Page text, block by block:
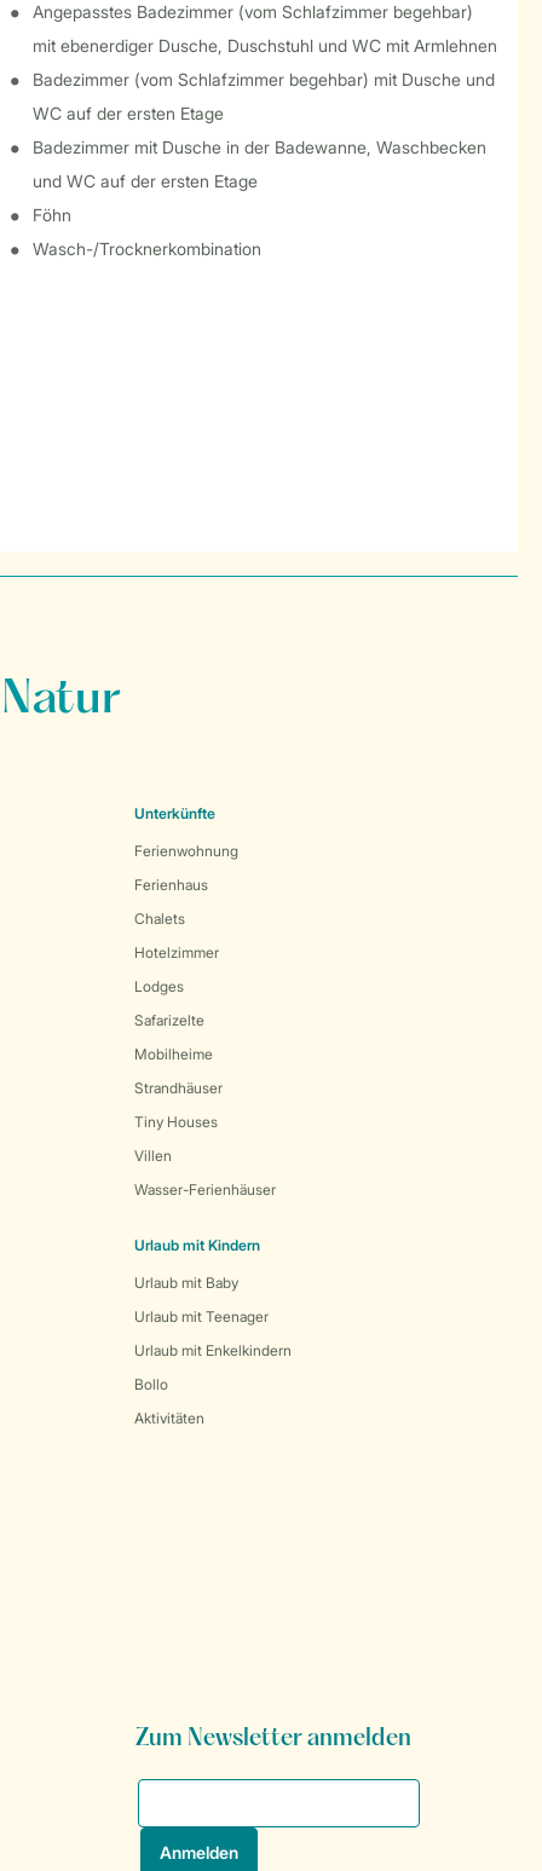
Angepasstes Badezimmer (vom Schlafzimmer begehbar)
mit ebenerdiger Dusche, Duschstuhl und WC mit Armlehnen
Badezimmer (vom Schlafzimmer begehbar) mit Dusche und
WC auf der ersten Etage
Badezimmer mit Dusche in der Badewanne, Waschbecken
und WC auf der ersten Etage
Föhn
Wasch-/Trocknerkombination
Unterkünfte
Ferienwohnung
Ferienhaus
Chalets
Hotelzimmer
Lodges
Safarizelte
Mobilheime
Strandhäuser
Tiny Houses
Villen
Wasser-Ferienhäuser
Urlaub mit Kindern
Urlaub mit Baby
Urlaub mit Teenager
Urlaub mit Enkelkindern
Bollo
Aktivitäten
Zum Newsletter anmelden